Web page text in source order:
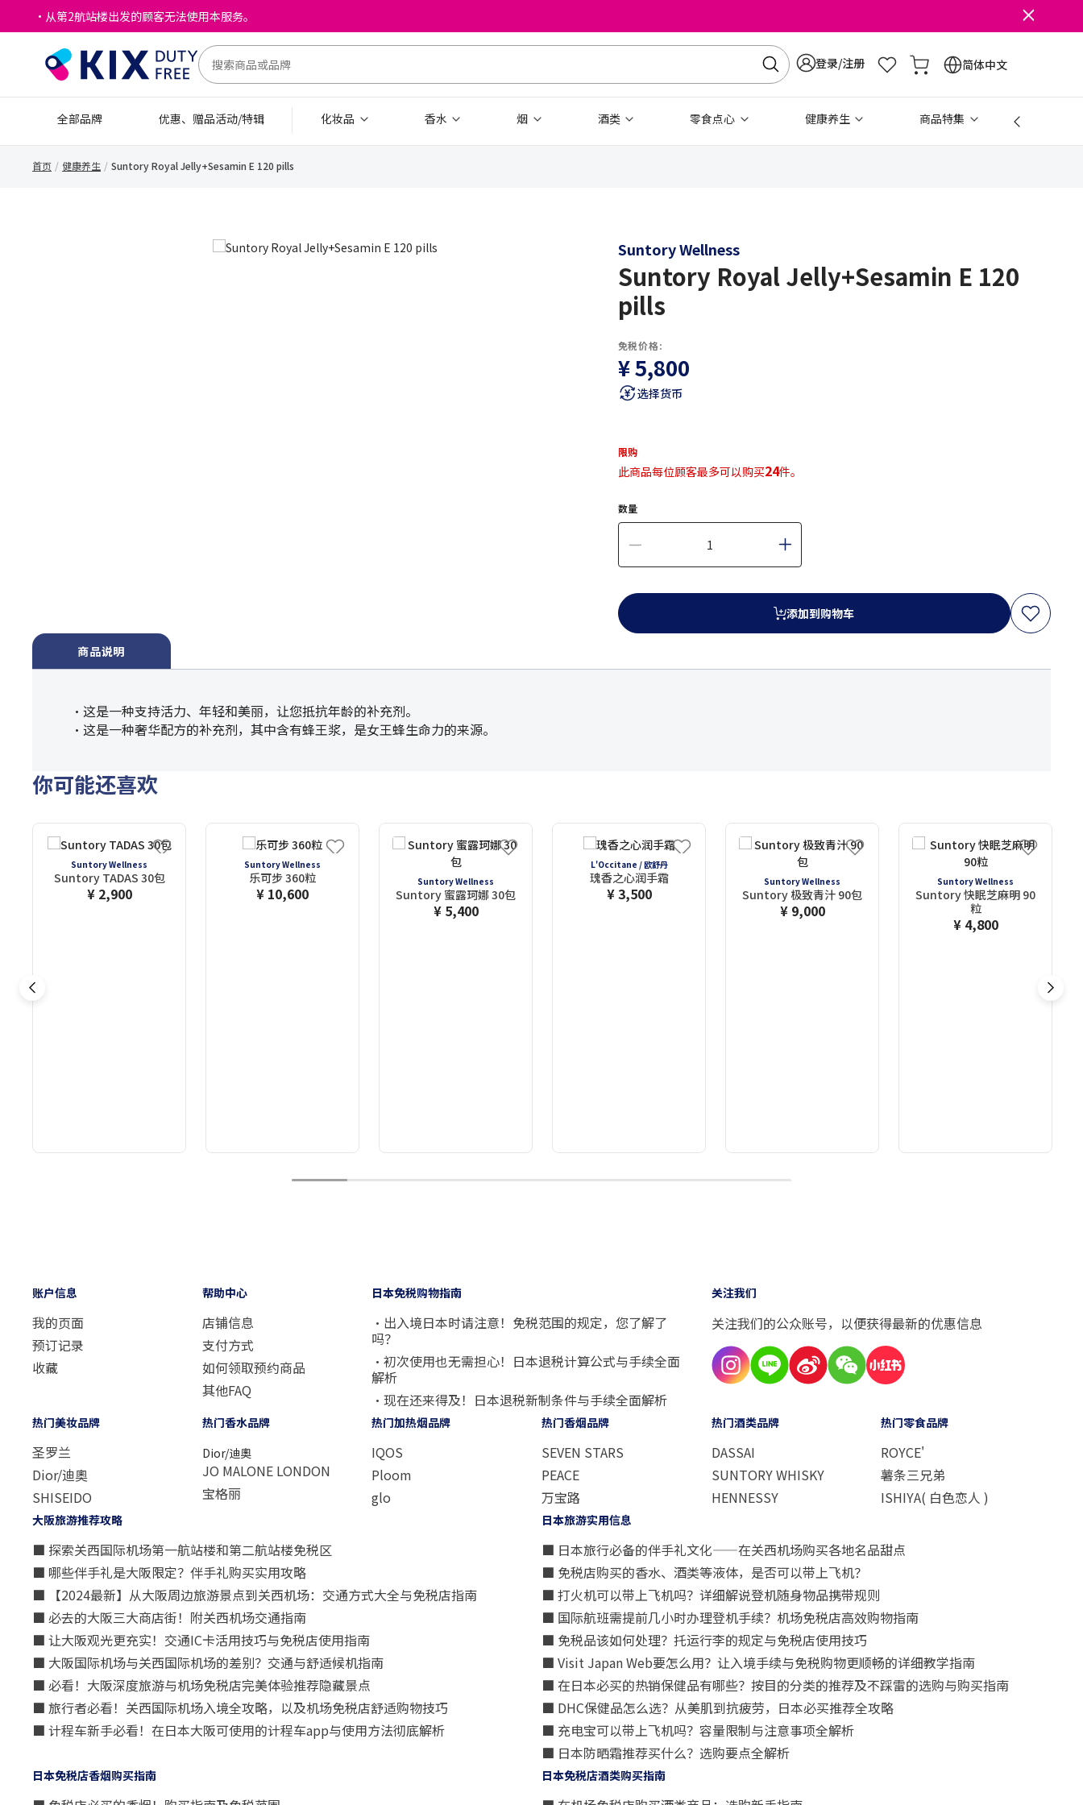
・从第2航站楼出发的顾客无法使用本服务。
登录/注册 简体中文
全部品牌 优惠、赠品活动/特辑 化妆品 香水 烟 酒类 零食点心 健康养生 商品特集
首页 健康养生 Suntory Royal Jelly+Sesamin E 120 pills
Suntory Wellness
Suntory Royal Jelly+Sesamin E 120
pills
免税价格:
¥ 5,800
选择货币
限购
此商品每位顾客最多可以购买24件。
数量
添加到购物车
商品说明
・这是一种支持活力、年轻和美丽，让您抵抗年龄的补充剂。
・这是一种奢华配方的补充剂，其中含有蜂王浆，是女王蜂生命力的来源。
你可能还喜欢
Suntory Wellness
Suntory TADAS 30包
¥ 2,900
Suntory Wellness
乐可步 360粒
¥ 10,600
Suntory Wellness
Suntory 蜜露珂娜 30包
¥ 5,400
L'Occitane / 欧舒丹
瑰香之心润手霜
¥ 3,500
Suntory Wellness
Suntory 极致青汁 90包
¥ 9,000
Suntory Wellness
Suntory 快眠芝麻明 90
粒
¥ 4,800
1 2 3 4 5 6 7 8 9
账户信息
我的页面
预订记录
收藏
帮助中心
店铺信息
支付方式
如何领取预约商品
其他FAQ
日本免税购物指南
・出入境日本时请注意！免税范围的规定，您了解了
吗？
・初次使用也无需担心！日本退税计算公式与手续全面
解析
・现在还来得及！日本退税新制条件与手续全面解析
关注我们
关注我们的公众账号，以便获得最新的优惠信息
热门美妆品牌
圣罗兰
Dior/迪奧
SHISEIDO
热门香水品牌
Dior/迪奧
JO MALONE LONDON
宝格丽
热门加热烟品牌
IQOS
Ploom
glo
热门香烟品牌
SEVEN STARS
PEACE
万宝路
热门酒类品牌
DASSAI
SUNTORY WHISKY
HENNESSY
热门零食品牌
ROYCE'
薯条三兄弟
ISHIYA( 白色恋人 )
大阪旅游推荐攻略
■ 探索关西国际机场第一航站楼和第二航站楼免税区
■ 哪些伴手礼是大阪限定？伴手礼购买实用攻略
■ 【2024最新】从大阪周边旅游景点到关西机场：交通方式大全与免税店指南
■ 必去的大阪三大商店街！附关西机场交通指南
■ 让大阪观光更充实！交通IC卡活用技巧与免税店使用指南
■ 大阪国际机场与关西国际机场的差别？交通与舒适候机指南
■ 必看！大阪深度旅游与机场免税店完美体验推荐隐藏景点
■ 旅行者必看！关西国际机场入境全攻略，以及机场免税店舒适购物技巧
■ 计程车新手必看！在日本大阪可使用的计程车app与使用方法彻底解析
日本旅游实用信息
■ 日本旅行必备的伴手礼文化——在关西机场购买各地名品甜点
■ 免税店购买的香水、酒类等液体，是否可以带上飞机？
■ 打火机可以带上飞机吗？详细解说登机随身物品携带规则
■ 国际航班需提前几小时办理登机手续？机场免税店高效购物指南
■ 免税品该如何处理？托运行李的规定与免税店使用技巧
■ Visit Japan Web要怎么用？让入境手续与免税购物更顺畅的详细教学指南
■ 在日本必买的热销保健品有哪些？按目的分类的推荐及不踩雷的选购与购买指南
■ DHC保健品怎么选？从美肌到抗疲劳，日本必买推荐全攻略
■ 充电宝可以带上飞机吗？容量限制与注意事项全解析
■ 日本防晒霜推荐买什么？选购要点全解析
日本免税店香烟购买指南 日本免税店酒类购买指南